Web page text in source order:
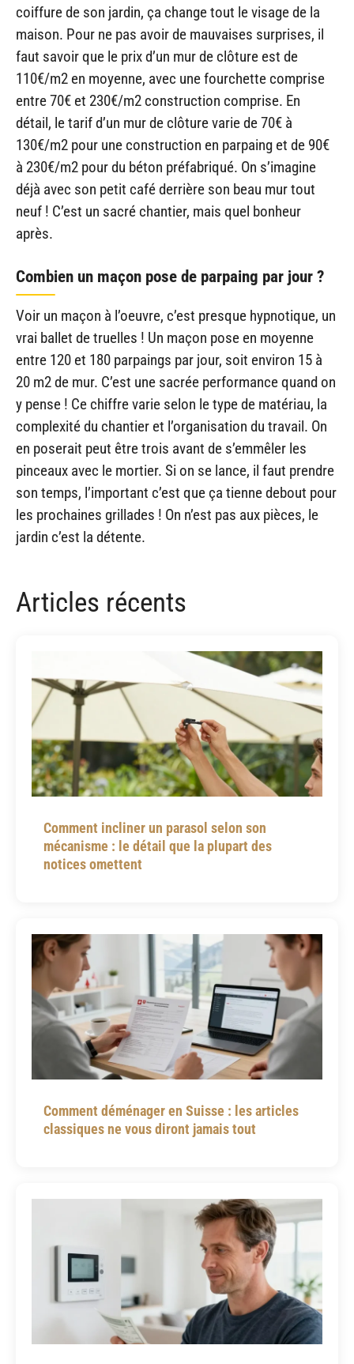
coiffure de son jardin, ça change tout le visage de la
maison. Pour ne pas avoir de mauvaises surprises, il
faut savoir que le prix d’un mur de clôture est de
110€/m2 en moyenne, avec une fourchette comprise
entre 70€ et 230€/m2 construction comprise. En
détail, le tarif d’un mur de clôture varie de 70€ à
130€/m2 pour une construction en parpaing et de 90€
à 230€/m2 pour du béton préfabriqué. On s’imagine
déjà avec son petit café derrière son beau mur tout
neuf ! C’est un sacré chantier, mais quel bonheur
après.
Combien un maçon pose de parpaing par jour ?
Voir un maçon à l’oeuvre, c’est presque hypnotique, un
vrai ballet de truelles ! Un maçon pose en moyenne
entre 120 et 180 parpaings par jour, soit environ 15 à
20 m2 de mur. C’est une sacrée performance quand on
y pense ! Ce chiffre varie selon le type de matériau, la
complexité du chantier et l’organisation du travail. On
en poserait peut être trois avant de s’emmêler les
pinceaux avec le mortier. Si on se lance, il faut prendre
son temps, l’important c’est que ça tienne debout pour
les prochaines grillades ! On n’est pas aux pièces, le
jardin c’est la détente.
Articles récents
Comment incliner un parasol selon son
mécanisme : le détail que la plupart des
notices omettent
Comment déménager en Suisse : les articles
classiques ne vous diront jamais tout